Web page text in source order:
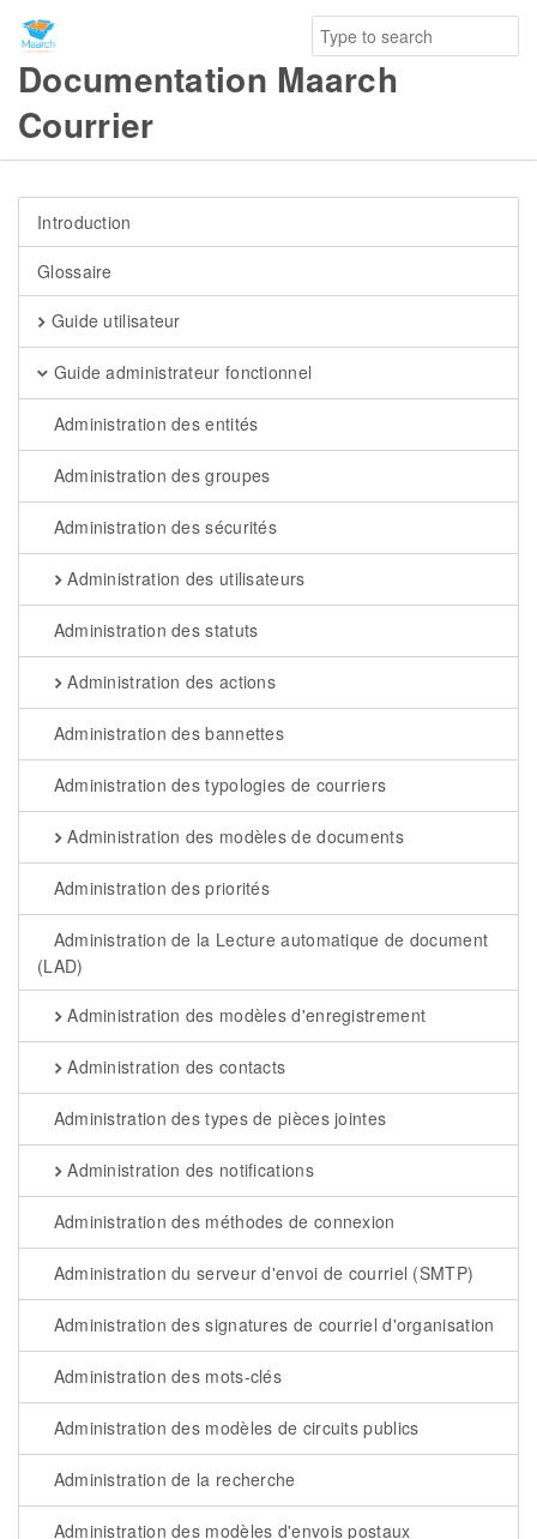
Documentation Maarch
Courrier
Introduction
Glossaire
Guide utilisateur
Guide administrateur fonctionnel
Administration des entités
Administration des groupes
Administration des sécurités
Administration des utilisateurs
Administration des statuts
Administration des actions
Administration des bannettes
Administration des typologies de courriers
Administration des modèles de documents
Administration des priorités
Administration de la Lecture automatique de document
(LAD)
Administration des modèles d'enregistrement
Administration des contacts
Administration des types de pièces jointes
Administration des notifications
Administration des méthodes de connexion
Administration du serveur d'envoi de courriel (SMTP)
Administration des signatures de courriel d'organisation
Administration des mots-clés
Administration des modèles de circuits publics
Administration de la recherche
Administration des modèles d'envois postaux